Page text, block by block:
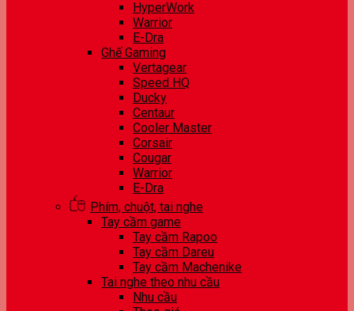
HyperWork
Warrior
E-Dra
Ghế Gaming
Vertagear
Speed HQ
Ducky
Centaur
Cooler Master
Corsair
Cougar
Warrior
E-Dra
Phím, chuột, tai nghe
Tay cầm game
Tay cầm Rapoo
Tay cầm Dareu
Tay cầm Machenike
Tai nghe theo nhu cầu
Nhu cầu